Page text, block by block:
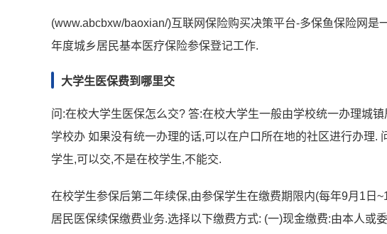
(www.abcbxw/baoxian/)互联网保险购买决策平台-多保鱼保险网
年度城乡居民基本医疗保险参保登记工作.
大学生医保费到哪里交
问:在校大学生医保怎么交? 答:在校大学生一般由学校统一办理城
学校办 如果没有统一办理的话,可以在户口所在地的社区进行办理.
学生,可以交,不是在校学生,不能交.
在校学生参保后第二年续保,由参保学生在缴费期限内(每年9月1日
居民医保续保缴费业务.选择以下缴费方式: (一)现金缴费:由本人或